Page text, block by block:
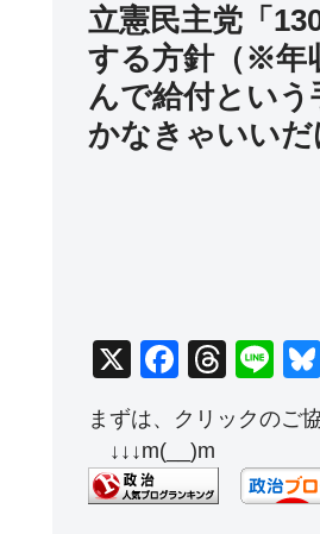
立憲民主党「
する方針（※年
んで給付という
かなきゃいいだ
X
F
c
e
b
T
e
a
d
Li
e
まずは、クリックのご
↓↓↓m(__)m